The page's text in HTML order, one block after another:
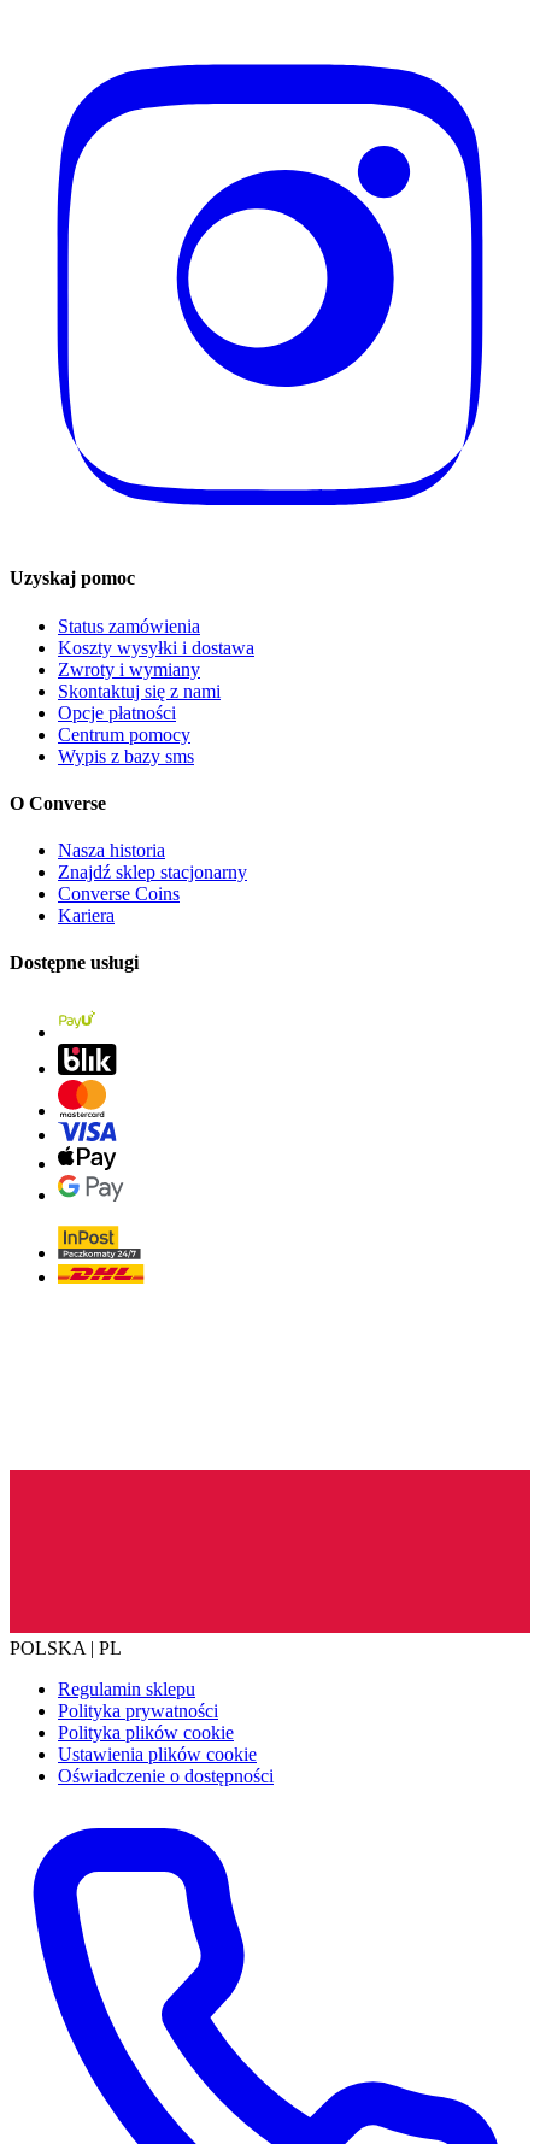
Uzyskaj pomoc
Status zamówienia
Koszty wysyłki i dostawa
Zwroty i wymiany
Skontaktuj się z nami
Opcje płatności
Centrum pomocy
Wypis z bazy sms
O Converse
Nasza historia
Znajdź sklep stacjonarny
Converse Coins
Kariera
Dostępne usługi
POLSKA | PL
Regulamin sklepu
Polityka prywatności
Polityka plików cookie
Ustawienia plików cookie
Oświadczenie o dostępności